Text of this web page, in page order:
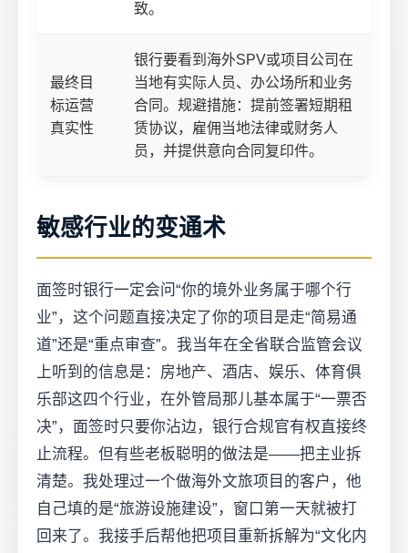
致。
最终目
标运营
真实性
银行要看到海外SPV或项目公司在
当地有实际人员、办公场所和业务
合同。规避措施：提前签署短期租
赁协议，雇佣当地法律或财务人
员，并提供意向合同复印件。
敏感行业的变通术
面签时银行一定会问“你的境外业务属于哪个行
业”，这个问题直接决定了你的项目是走“简易通
道”还是“重点审查”。我当年在全省联合监管会议
上听到的信息是：房地产、酒店、娱乐、体育俱
乐部这四个行业，在外管局那儿基本属于“一票否
决”，面签时只要你沾边，银行合规官有权直接终
止流程。但有些老板聪明的做法是——把主业拆
清楚。我处理过一个做海外文旅项目的客户，他
自己填的是“旅游设施建设”，窗口第一天就被打
回来了。我接手后帮他把项目重新拆解为“文化内